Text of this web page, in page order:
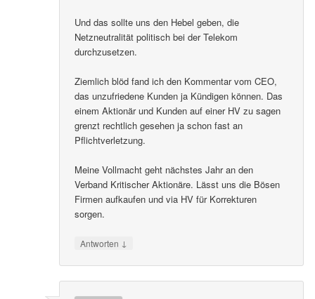
Und das sollte uns den Hebel geben, die
Netzneutralität politisch bei der Telekom
durchzusetzen.
Ziemlich blöd fand ich den Kommentar vom CEO,
das unzufriedene Kunden ja Kündigen können. Das
einem Aktionär und Kunden auf einer HV zu sagen
grenzt rechtlich gesehen ja schon fast an
Pflichtverletzung.
Meine Vollmacht geht nächstes Jahr an den
Verband Kritischer Aktionäre. Lässt uns die Bösen
Firmen aufkaufen und via HV für Korrekturen
sorgen.
Antworten ↓